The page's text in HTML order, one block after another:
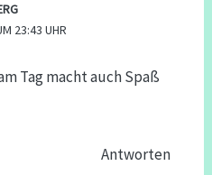
23:43 UHR
Tag macht auch Spaß
Antworten